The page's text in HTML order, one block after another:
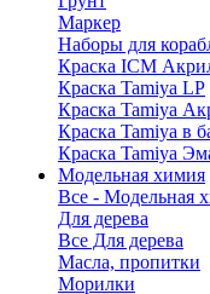
Маркер
Наборы для
Краска ICM
Краска Tamiya LP
Краска Tamiya
Краска Tamiya в
Краска Tamiya
Модельная химия
Все - Модельная
Для дерева
Все Для дерева
Масла, пропитки
Морилки